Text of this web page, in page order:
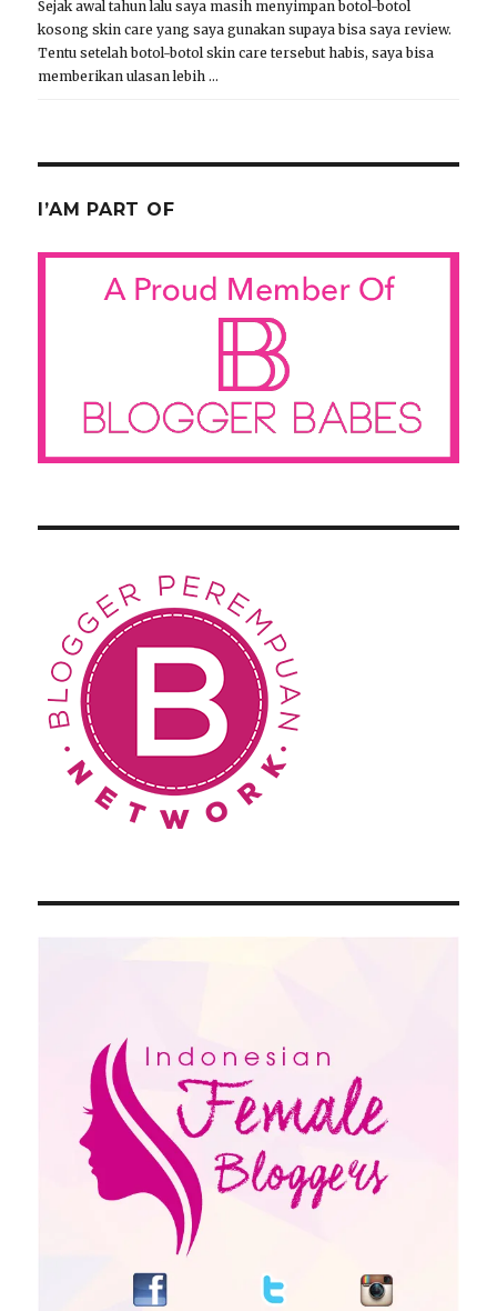
Sejak awal tahun lalu saya masih menyimpan botol-botol
kosong skin care yang saya gunakan supaya bisa saya review.
Tentu setelah botol-botol skin care tersebut habis, saya bisa
memberikan ulasan lebih …
I’AM PART OF